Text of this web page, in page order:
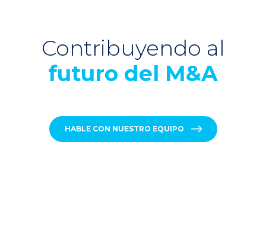
Contribuyendo al
futuro del M&A
HABLE CON NUESTRO EQUIPO